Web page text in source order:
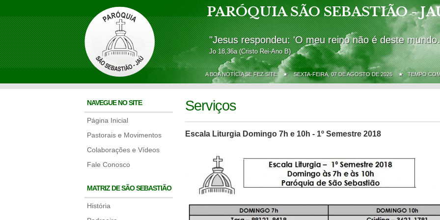
PARÓQUIA SÃO SEBASTIÃO -
"Jesus respondeu: 'O meu reino não é deste
Jo 18,36a (Cristo Rei-Ano B)
A BOA NOTÍCIA SE FEZ SITE ★SEXTA-FEIRA, 07 DE AGOSTO DE 2026 ★ TEMPO
NAVEGUE NO SITE
Página Inicial
Pastorais e Movimentos
Colaborações e Vídeos
Fale Conosco
MATRIZ DE SÃO SEBASTIÃO
História
Serviços
Escala Liturgia Domingo 7h e 10h - 1º Semestre 2018